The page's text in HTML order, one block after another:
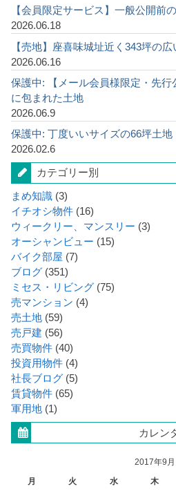
【会員限定サービス】一般公開前
2026.06.18
【売地】座喜味城址近く343坪の広
2026.06.16
保護中: 【メール会員様限定・先
に包まれた土地
2026.06.9
保護中: 丁度いいサイズの66坪土地
2026.02.6
カテゴリー別
まめ知識 (3)
イチオシ物件 (16)
ウィークリー、マンスリー (3)
オーシャンビュー (15)
バイク部屋 (7)
ブログ (351)
ミセス・リビング (75)
売マンション (4)
売土地 (59)
売戸建 (56)
売買物件 (40)
投資用物件 (4)
社長ブログ (5)
賃貸物件 (65)
軍用地 (1)
カレン
2017年9月
月
火 水 木